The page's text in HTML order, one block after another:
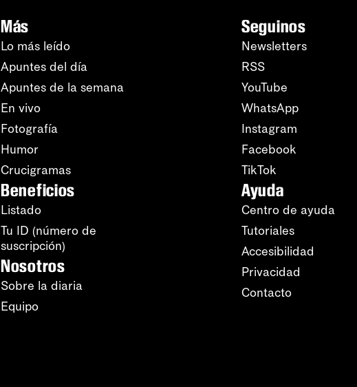
Más
Lo más leído
Apuntes del día
Apuntes de la semana
En vivo
Fotografía
Humor
Crucigramas
Beneficios
Listado
Tu ID (número de
suscripción)
Nosotros
Sobre la diaria
Equipo
Seguinos
Newsletters
RSS
YouTube
WhatsApp
Instagram
Facebook
TikTok
Ayuda
Centro de ayuda
Tutoriales
Accesibilidad
Privacidad
Contacto